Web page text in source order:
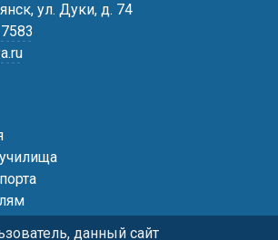
ул. Дуки, д. 74
данный сайт